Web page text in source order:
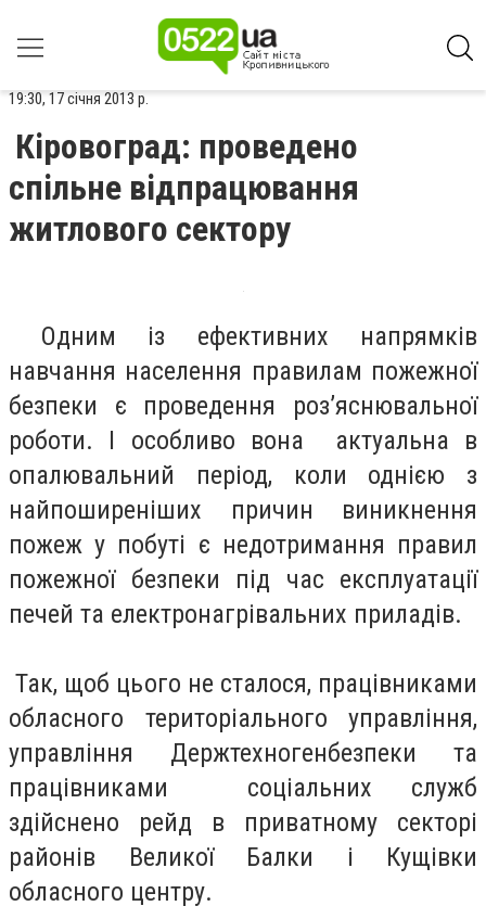
19:30, 17 січня 2013 р.
Кіровоград: проведено
спільне відпрацювання
житлового сектору
Одним із ефективних напрямків
навчання населення правилам пожежної
безпеки є проведення роз’яснювальної
роботи. І особливо вона актуальна в
опалювальний період, коли однією з
найпоширеніших причин виникнення
пожеж у побуті є недотримання правил
пожежної безпеки під час експлуатації
печей та електронагрівальних приладів.
Так, щоб цього не сталося, працівниками
обласного територіального управління,
управління Держтехногенбезпеки та
працівниками соціальних служб
здійснено рейд в приватному секторі
районів Великої Балки і Кущівки
обласного центру.